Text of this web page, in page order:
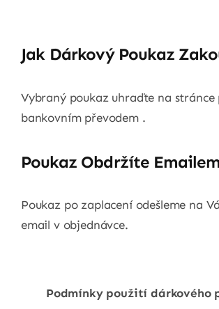
Jak Dárkový Poukaz
Vybraný poukaz uhraďte na stránce
bankovním převodem .
Poukaz Obdržíte
Poukaz po zaplacení odešleme na
email v objednávce.
Podmínky použití dárkového